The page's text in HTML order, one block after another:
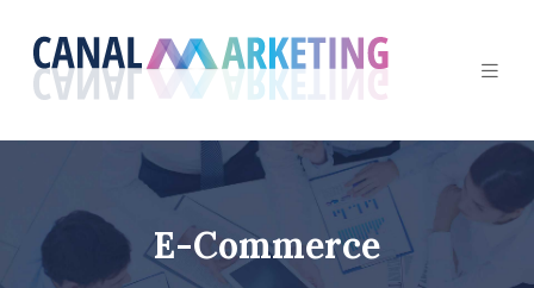
E-Commerce